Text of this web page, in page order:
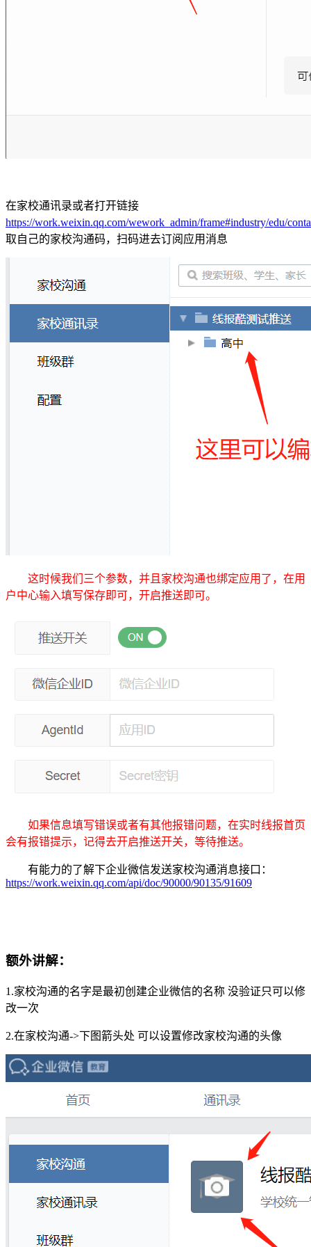
在家校通讯录或者打开链接
https://work.weixin.qq.com/wework_admin/frame#industry/edu/
取自己的家校沟通码，扫码进去订阅应用消息
这时候我们三个参数，并且家校沟通也绑定应用了，在用
户中心输入填写保存即可，开启推送即可。
如果信息填写错误或者有其他报错问题，在实时线报首页
会有报错提示，记得去开启推送开关，等待推送。
有能力的了解下企业微信发送家校沟通消息接口：
https://work.weixin.qq.com/api/doc/90000/90135/91609
额外讲解：
1.家校沟通的名字是最初创建企业微信的名称 没验证只可以修
改一次
2.在家校沟通->下图箭头处 可以设置修改家校沟通的头像